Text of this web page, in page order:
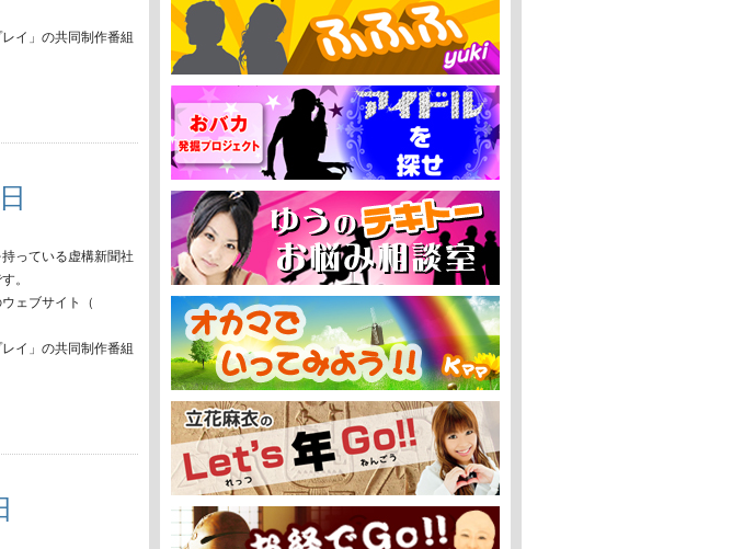
イ」の共同制作番組
っている虚構新聞社
。
ェブサイト（
イ」の共同制作番組